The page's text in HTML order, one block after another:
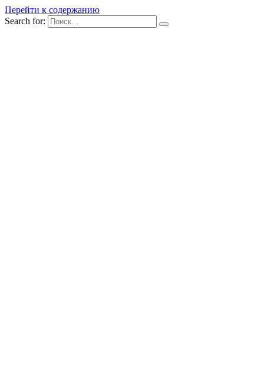
Перейти к содержанию
Search for: